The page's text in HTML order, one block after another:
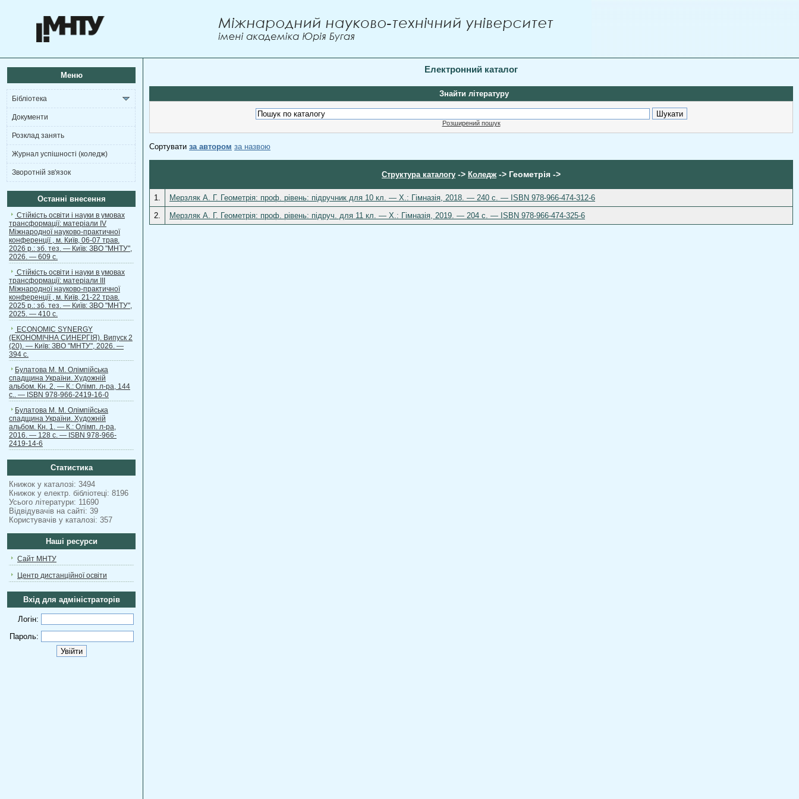
Меню
Бібліотека
Документи
Розклад занять
Журнал успішності (коледж)
Зворотній зв'язок
Останні внесення
Стійкість освіти і науки в умовах
трансформації: матеріали ІV
Міжнародної науково-практичної
конференції , м. Київ, 06-07 трав.
2026 р.: зб. тез. — Київ: ЗВО "МНТУ",
2026. — 609 с.
Стійкість освіти і науки в умовах
трансформації: матеріали ІІІ
Міжнародної науково-практичної
конференції , м. Київ, 21-22 трав.
2025 р.: зб. тез. — Київ: ЗВО "МНТУ",
2025. — 410 с.
ECONOMIC SYNERGY
(ЕКОНОМІЧНА СИНЕРГІЯ). Випуск 2
(20). — Київ: ЗВО "МНТУ", 2026. —
394 с.
Булатова М. М. Олімпійська
спадщина України. Художній
альбом. Кн. 2. — К.: Олімп. л-ра, 144
с.. — ISBN 978-966-2419-16-0
Булатова М. М. Олімпійська
спадщина України. Художній
альбом. Кн. 1. — К.: Олімп. л-ра,
2016. — 128 с. — ISBN 978-966-
2419-14-6
Статистика
Книжок у каталозі: 3494
Книжок у електр. бібліотеці: 8196
Усього літератури: 11690
Відвідувачів на сайті: 39
Користувачів у каталозі: 357
Наші ресурси
Сайт МНТУ
Центр дистанційної освіти
Вхід для адміністраторів
Логін:
Пароль:
Електронний каталог
Знайти літературу
Розширений пошук
Сортувати за автором за назвою
Структура каталогу -> Коледж -> Геометрія ->
1.
Мерзляк А. Г. Геометрія: проф. рівень: підручник для 10 кл. — Х.: Гімназія, 2018. — 240 с. — ISBN 978-966-474-312-6
2.
Мерзляк А. Г. Геометрія: проф. рівень: підруч. для 11 кл. — Х.: Гімназія, 2019. — 204 с. — ISBN 978-966-474-325-6